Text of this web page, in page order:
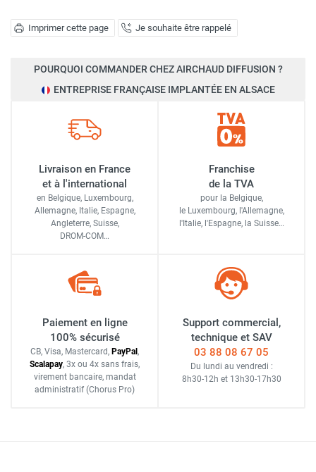
Imprimer cette page Je souhaite être rappelé
POURQUOI COMMANDER CHEZ AIRCHAUD DIFFUSION ?
ENTREPRISE FRANÇAISE IMPLANTÉE EN ALSACE
Livraison en France
et à l'international
en Belgique, Luxembourg,
Allemagne, Italie, Espagne,
Angleterre, Suisse,
DROM-COM…
Franchise
de la TVA
pour la Belgique,
le Luxembourg, l'Allemagne,
l'Italie, l'Espagne, la Suisse…
Paiement en ligne
100% sécurisé
CB, Visa, Mastercard, PayPal ,
Scalapay, 3x ou 4x sans frais,
virement bancaire, mandat
administratif (Chorus Pro)
Support commercial,
technique et SAV
03 88 08 67 05
Du lundi au vendredi :
8h30-12h et 13h30-17h30